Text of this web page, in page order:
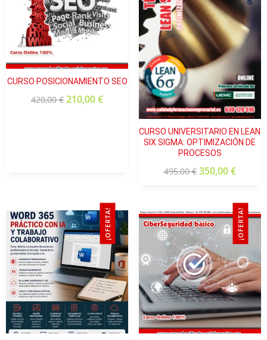
CURSO POSICIONAMIENTO SEO
420,00€ 210,00€
CURSO UNIVERSITARIO EN LEAN
SIX SIGMA: OPTIMIZACIÓN DE
PROCESOS
495,00€ 350,00€
¡OFERTA! ¡OFERTA!